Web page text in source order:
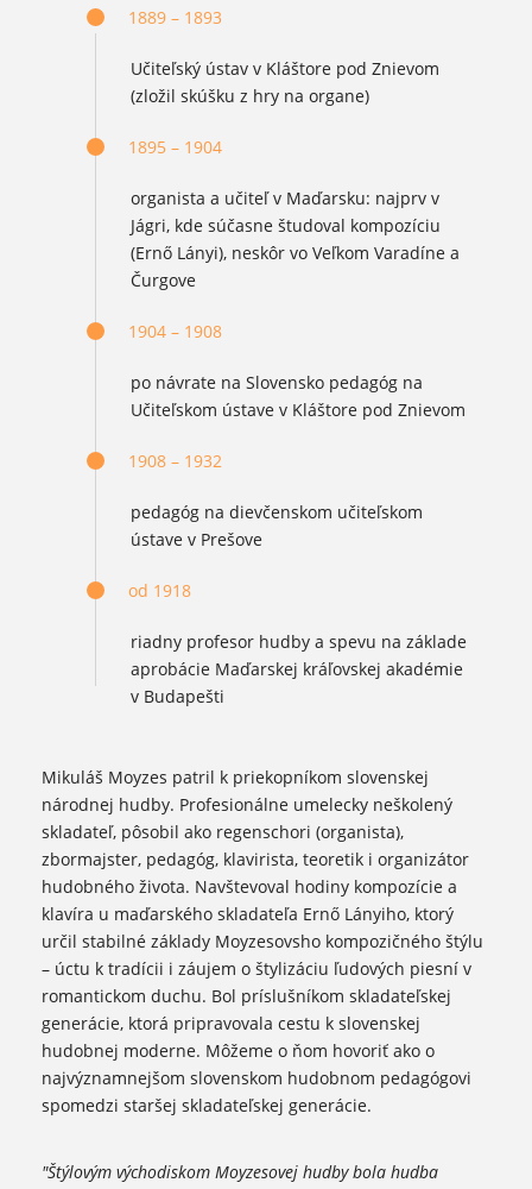
1889 – 1893
Učiteľský ústav v Kláštore pod Znievom
(zložil skúšku z hry na organe)
1895 – 1904
organista a učiteľ v Maďarsku: najprv v
Jágri, kde súčasne študoval kompozíciu
(Ernő Lányi), neskôr vo Veľkom Varadíne a
Čurgove
1904 – 1908
po návrate na Slovensko pedagóg na
Učiteľskom ústave v Kláštore pod Znievom
1908 – 1932
pedagóg na dievčenskom učiteľskom
ústave v Prešove
od 1918
riadny profesor hudby a spevu na základe
aprobácie Maďarskej kráľovskej akadémie
v Budapešti
Mikuláš Moyzes patril k priekopníkom slovenskej
národnej hudby. Profesionálne umelecky neškolený
skladateľ, pôsobil ako regenschori (organista),
zbormajster, pedagóg, klavirista, teoretik i organizátor
hudobného života. Navštevoval hodiny kompozície a
klavíra u maďarského skladateľa Ernő Lányiho, ktorý
určil stabilné základy Moyzesovsho kompozičného štýlu
– úctu k tradícii i záujem o štylizáciu ľudových piesní v
romantickom duchu. Bol príslušníkom skladateľskej
generácie, ktorá pripravovala cestu k slovenskej
hudobnej moderne. Môžeme o ňom hovoriť ako o
najvýznamnejšom slovenskom hudobnom pedagógovi
spomedzi staršej skladateľskej generácie.
"Štýlovým východiskom Moyzesovej hudby bola hudba